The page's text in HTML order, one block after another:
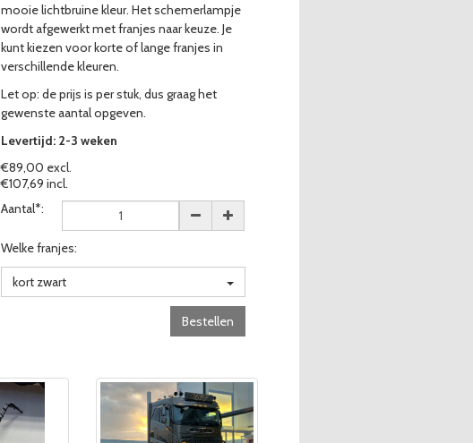
mooie lichtbruine kleur. Het schemerlampje
wordt afgewerkt met franjes naar keuze. Je
kunt kiezen voor korte of lange franjes in
verschillende kleuren.
Let op: de prijs is per stuk, dus graag het
gewenste aantal opgeven.
Levertijd: 2-3 weken
€89,00 excl.
€107,69 incl.
Aantal*:
Welke franjes:
kort zwart
Bestellen